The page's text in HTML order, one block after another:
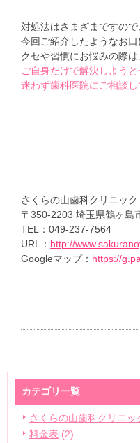
対処法はさまざまですので
今回ご紹介したようなお
クセや習慣にお悩みの際は
ご自身だけで解決しようと
迷わず歯科医院にご相談し
さくらの山歯科クリニック
〒350-2203 埼玉県鶴ヶ島
TEL：049-237-7564
URL： http://
Googleマップ： https://
カテゴリ一覧
さくらの山歯科クリニッ
料金表 (2)